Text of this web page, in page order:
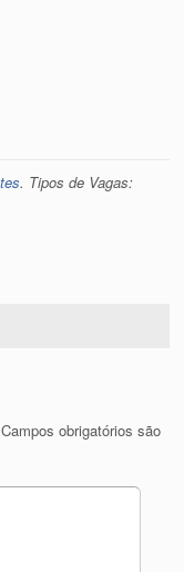
. Tipos de Vagas:
Campos obrigatórios são